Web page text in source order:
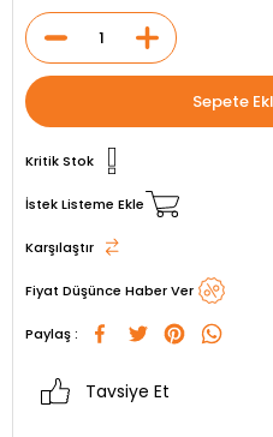
Kritik Stok
İstek Listeme Ekle
Karşılaştır
Fiyat Düşünce Haber Ver
Paylaş :
Tavsiye Et